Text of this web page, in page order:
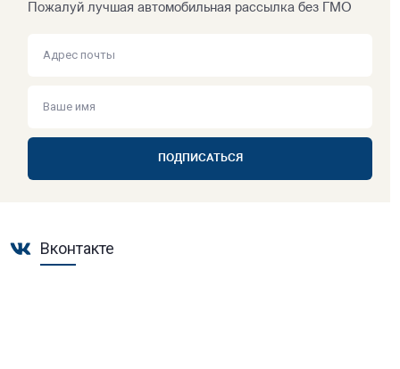
Пожалуй лучшая автомобильная рассылка без ГМО
ПОДПИСАТЬСЯ
Вконтакте